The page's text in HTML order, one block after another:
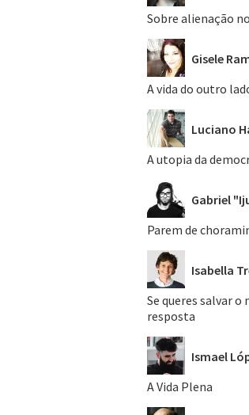
Sobre alienação
Gisele
A vida do outro
Luciano
A utopia da
Gabriel
Parem de
Isabella
Se queres salvar o
resposta
Ismael
A Vida Plena